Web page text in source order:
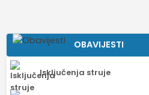
OBAVIJESTI
Isključenja struje